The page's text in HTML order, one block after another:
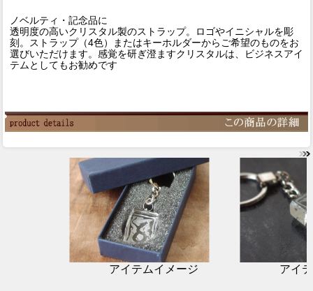
ノベルティ・記念品に
透明度の高いクリスタル製のストラップ。ロゴやイニシャルを彫
刻。ストラップ（4色）またはキーホルダーからご希望のものをお
選びいただけます。感覚を研ぎ澄ますクリスタルは、ビジネスアイ
テムとしてもお勧めです
アイテムイメージ アイ